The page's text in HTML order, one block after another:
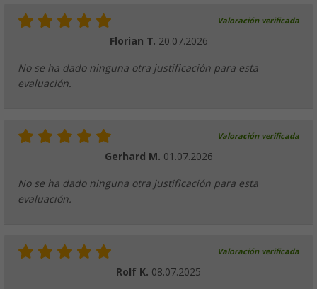
Valoración verificada
Florian T. 20.07.2026
No se ha dado ninguna otra justificación para esta
evaluación.
Valoración verificada
Gerhard M. 01.07.2026
No se ha dado ninguna otra justificación para esta
evaluación.
Valoración verificada
Rolf K. 08.07.2025